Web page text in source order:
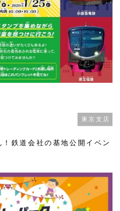
東京支店
鉄道会社の基地公開イベン